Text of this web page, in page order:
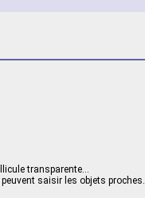
transparente…
saisir les objets proches.